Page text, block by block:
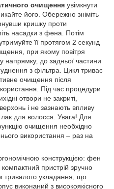
очищення увімкнути
його. Обережно зніміть
кришку проти
насадки з фена. Потім
її протягом 2 секунд
при якому повітря
напрямку, до задньої частини
з фільтра. Цикл триває
очищення після
Під час процедури
отвори не закриті,
і не зазнають впливу
для волосся. Увага! Для
очищення необхідно
використання – раз на
конструкцією: фен
компактний пристрій зручно
тривалого укладання, що
виконаний з високоякісного